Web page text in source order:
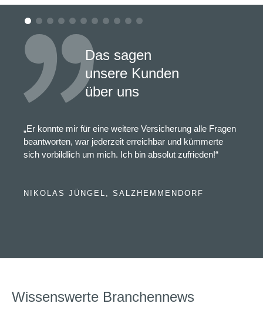
Das sagen
unsere Kunden
über uns
„Er konnte mir für eine weitere Versicherung alle Fragen
beantworten, war jederzeit erreichbar und kümmerte
sich vorbildlich um mich. Ich bin absolut zufrieden!“
NIKOLAS JÜNGEL, SALZHEMMENDORF
Wissenswerte Branchennews